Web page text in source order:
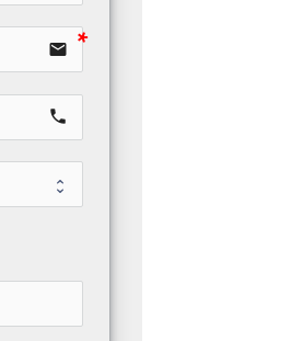
email
call